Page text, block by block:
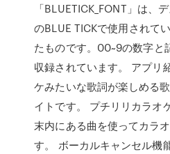
「BLUETICK_FONT」は、
のBLUE TICKで使用されて
たものです。00~9の数字と
収録されています。 アプリ
ケみたいな歌詞が楽しめる
イトです。 プチリリカラオ
末内にある曲を使ってカラ
す。 ボーカルキャンセル機